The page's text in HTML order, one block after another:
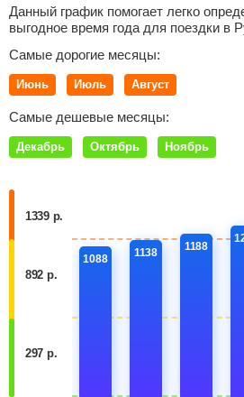
Данный график помогает легко
выгодное время года для поездки в
Самые дорогие месяцы:
Июнь Июль Август
Самые дешевые месяцы:
Декабрь Октябрь Ноябрь
1339 р.
892 р.
297 р.
1088
1138
1188